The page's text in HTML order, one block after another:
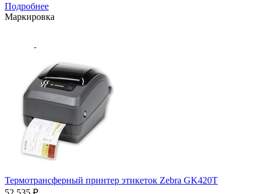
Подробнее
Маркировка
Термотрансферный принтер этикеток Zebra GK420T